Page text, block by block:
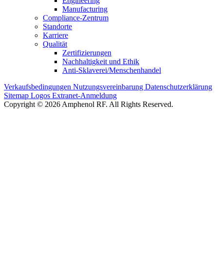
Manufacturing
Compliance-Zentrum
Standorte
Karriere
Qualität
Zertifizierungen
Nachhaltigkeit und Ethik
Anti-Sklaverei/Menschenhandel
Verkaufsbedingungen Nutzungsvereinbarung Datenschutzerklärung
Sitemap Logos Extranet-Anmeldung
Copyright © 2026 Amphenol RF. All Rights Reserved.